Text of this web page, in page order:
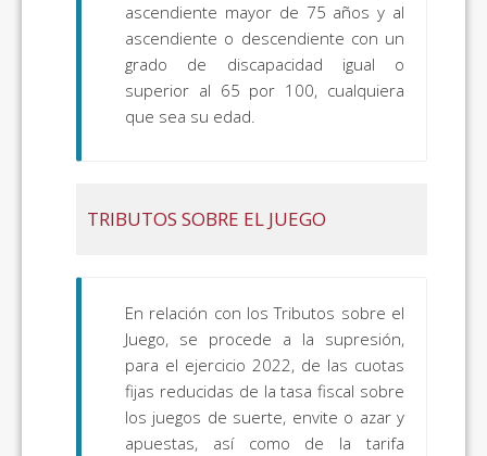
ascendiente mayor de 75 años y al
ascendiente o descendiente con un
grado de discapacidad igual o
superior al 65 por 100, cualquiera
que sea su edad.
TRIBUTOS SOBRE EL JUEGO
En relación con los Tributos sobre el
Juego, se procede a la supresión,
para el ejercicio 2022, de las cuotas
fijas reducidas de la tasa fiscal sobre
los juegos de suerte, envite o azar y
apuestas, así como de la tarifa